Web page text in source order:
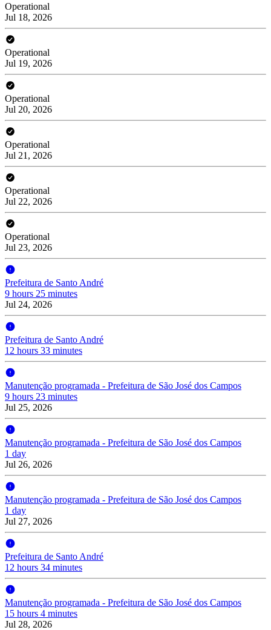
Operational
Jul 18, 2026
Operational
Jul 19, 2026
Operational
Jul 20, 2026
Operational
Jul 21, 2026
Operational
Jul 22, 2026
Operational
Jul 23, 2026
Prefeitura de Santo André
9 hours 25 minutes
Jul 24, 2026
Prefeitura de Santo André
12 hours 33 minutes
Manutenção programada - Prefeitura de São José dos Campos
9 hours 23 minutes
Jul 25, 2026
Manutenção programada - Prefeitura de São José dos Campos
1 day
Jul 26, 2026
Manutenção programada - Prefeitura de São José dos Campos
1 day
Jul 27, 2026
Prefeitura de Santo André
12 hours 34 minutes
Manutenção programada - Prefeitura de São José dos Campos
15 hours 4 minutes
Jul 28, 2026